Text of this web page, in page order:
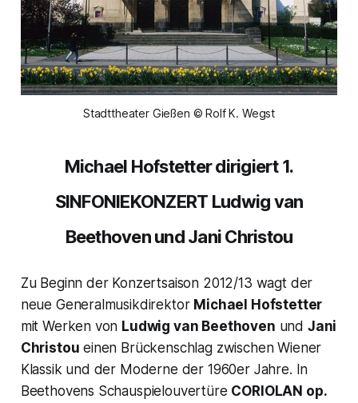
Stadttheater Gießen © Rolf K. Wegst
Michael Hofstetter dirigiert 1.
SINFONIEKONZERT Ludwig van
Beethoven und Jani Christou
Zu Beginn der Konzertsaison 2012/13 wagt der
neue Generalmusikdirektor Michael Hofstetter
mit Werken von Ludwig van Beethoven und Jani
Christou einen Brückenschlag zwischen Wiener
Klassik und der Moderne der 1960er Jahre. In
Beethovens Schauspielouvertüre CORIOLAN op.